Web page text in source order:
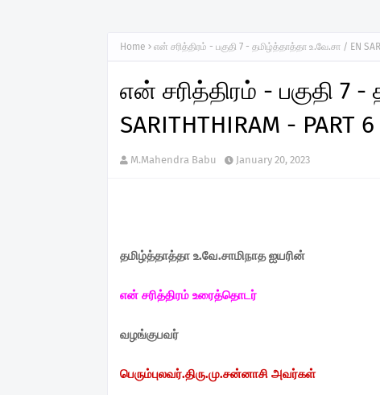
Home என் சரித்திரம் - பகுதி 7 - தமிழ்த்தாத்தா உ.வே.சா / EN
என் சரித்திரம் - பகுதி 7
SARITHTHIRAM - PART 6
M.Mahendra Babu January 20, 2023
தமிழ்த்தாத்தா உ.வே.சாமிநாத ஐயரின்
என் சரித்திரம் உரைத்தொடர்
வழங்குபவர்
பெரும்புலவர்.திரு.மு.சன்னாசி அவர்கள்